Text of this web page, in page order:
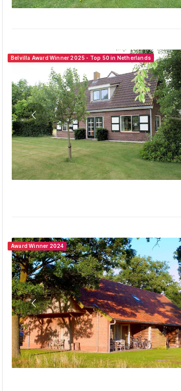
Belvilla Award Winner 2025 - Top 50 in Netherlands
Award Winner 2024